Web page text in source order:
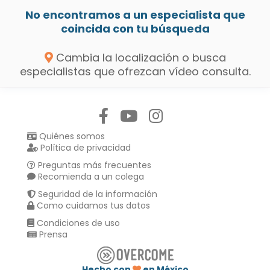
No encontramos a un especialista que
coincida con tu búsqueda
Cambia la localización o busca
especialistas que ofrezcan vídeo consulta.
Quiénes somos
Política de privacidad
Preguntas más frecuentes
Recomienda a un colega
Seguridad de la información
Como cuidamos tus datos
Condiciones de uso
Prensa